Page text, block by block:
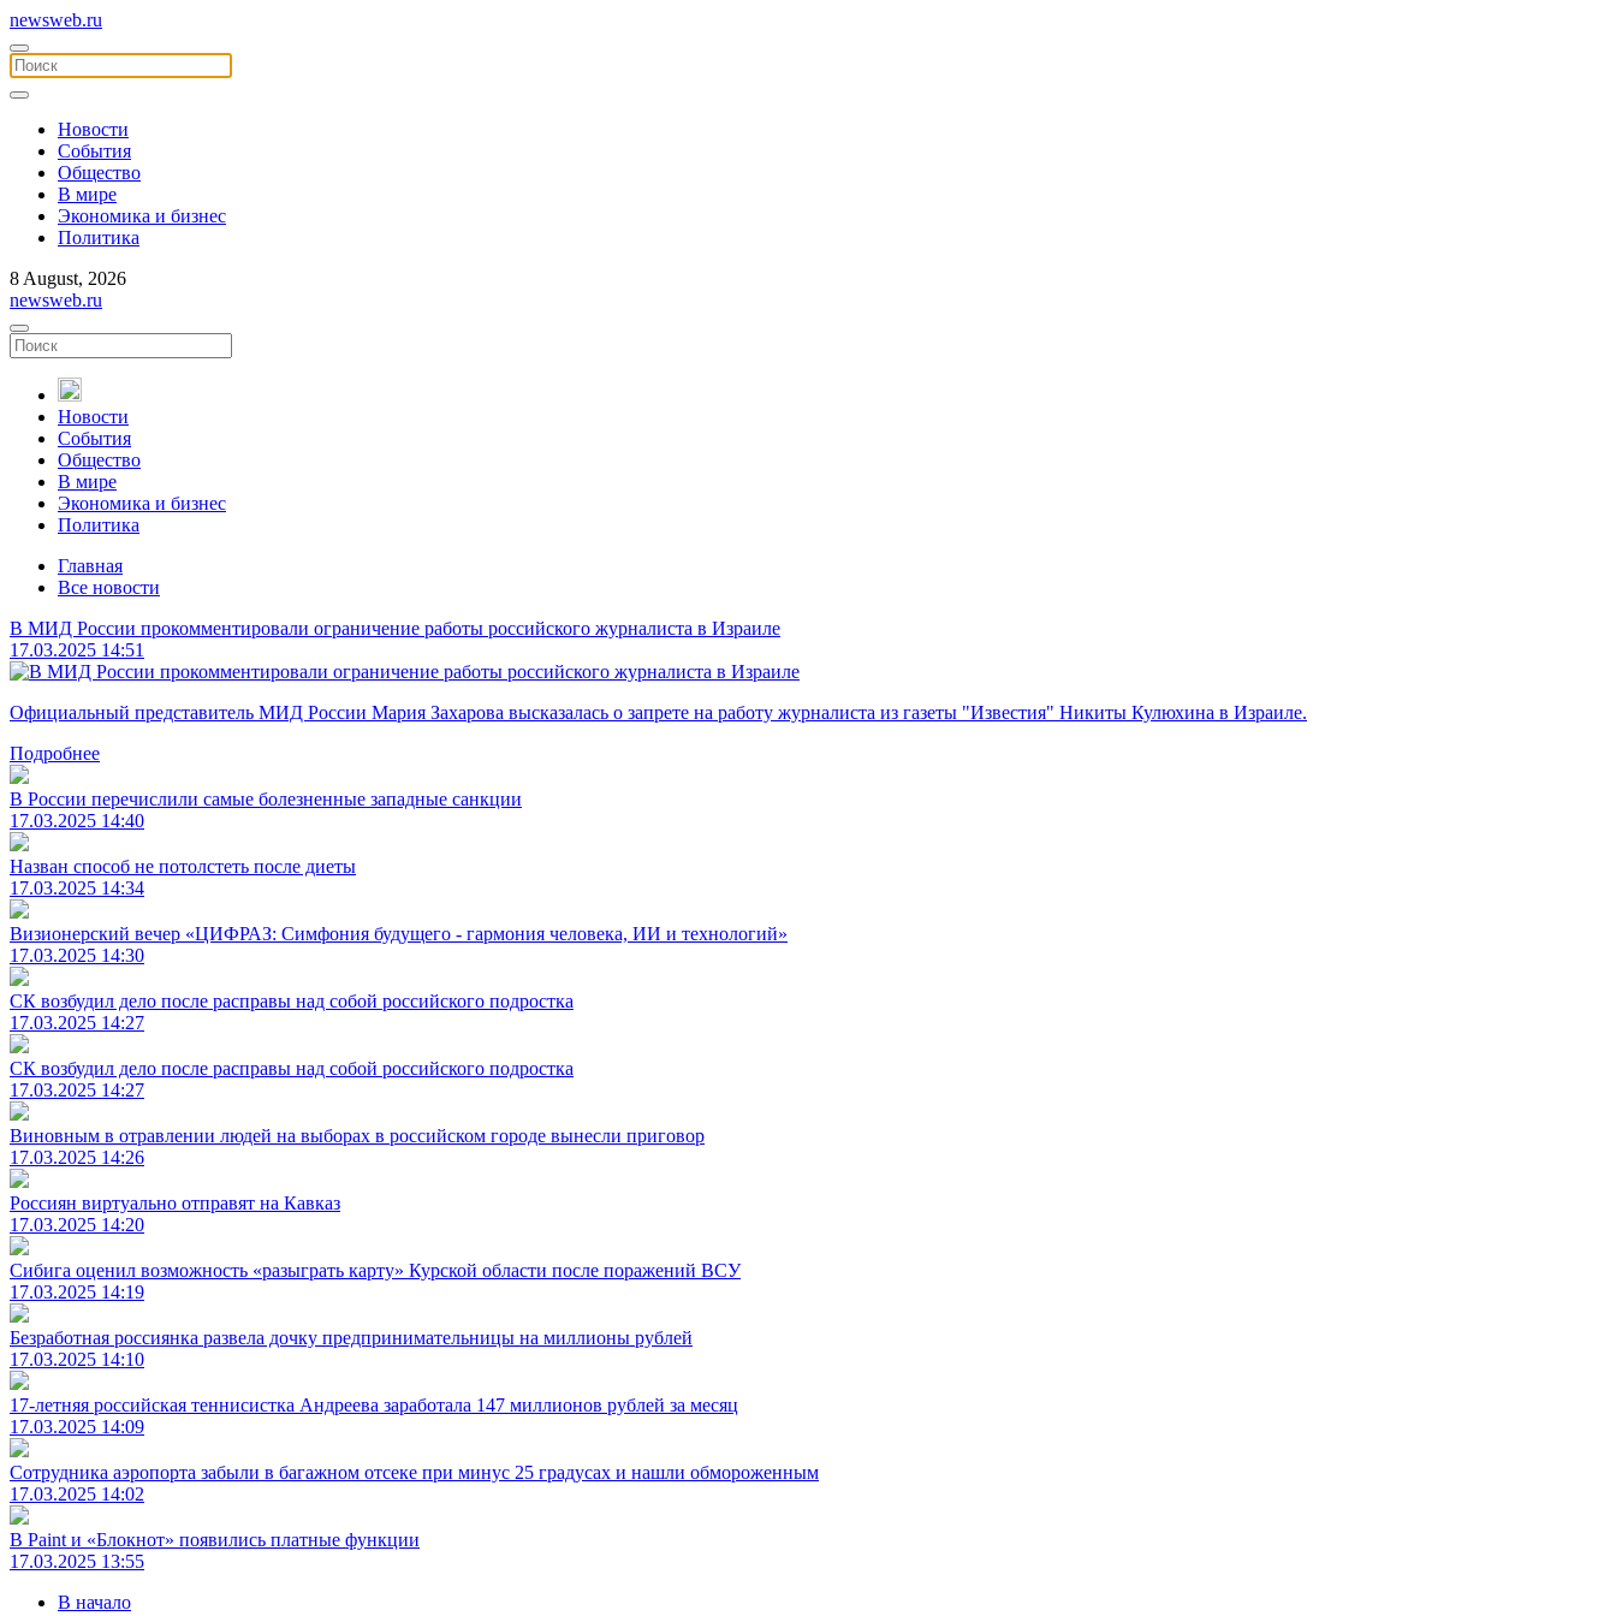
newsweb.ru
Новости
События
Общество
В мире
Экономика и бизнес
Политика
8 August, 2026
newsweb.ru
Новости
События
Общество
В мире
Экономика и бизнес
Политика
Главная
Все новости
В МИД России прокомментировали ограничение работы российского журналиста в Израиле
17.03.2025 14:51
Официальный представитель МИД России Мария Захарова высказалась о запрете на работу журналиста из газеты "Известия" Никиты Кулюхина в Израиле.
Подробнее
В России перечислили самые болезненные западные санкции
17.03.2025 14:40
Назван способ не потолстеть после диеты
17.03.2025 14:34
Визионерский вечер «ЦИФРАЗ: Симфония будущего - гармония человека, ИИ и технологий»
17.03.2025 14:30
СК возбудил дело после расправы над собой российского подростка
17.03.2025 14:27
СК возбудил дело после расправы над собой российского подростка
17.03.2025 14:27
Виновным в отравлении людей на выборах в российском городе вынесли приговор
17.03.2025 14:26
Россиян виртуально отправят на Кавказ
17.03.2025 14:20
Сибига оценил возможность «разыграть карту» Курской области после поражений ВСУ
17.03.2025 14:19
Безработная россиянка развела дочку предпринимательницы на миллионы рублей
17.03.2025 14:10
17-летняя российская теннисистка Андреева заработала 147 миллионов рублей за месяц
17.03.2025 14:09
Сотрудника аэропорта забыли в багажном отсеке при минус 25 градусах и нашли обмороженным
17.03.2025 14:02
В Paint и «Блокнот» появились платные функции
17.03.2025 13:55
В начало